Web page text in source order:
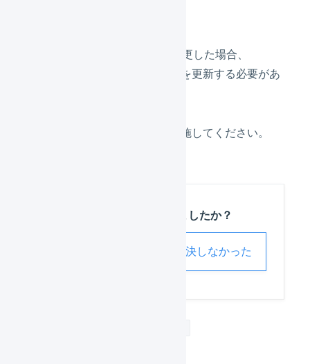
楽天市場の商品情報を変更した場合、
LOGILESSの商品対応表を更新する必要があ
」を実施してください。
この記事は役に立ちましたか？
解決しなかった